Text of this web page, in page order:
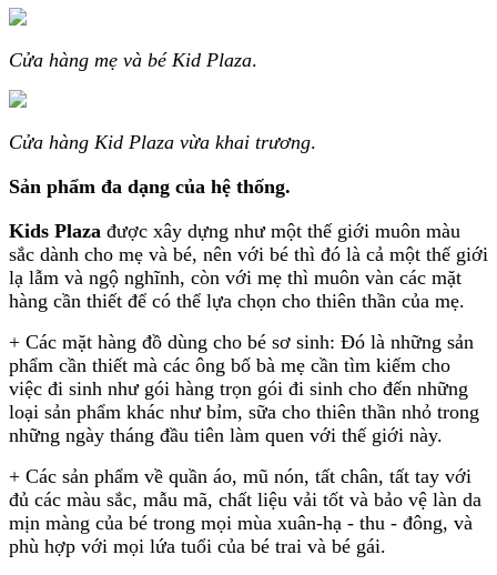
Cửa hàng mẹ và bé Kid Plaza.
Cửa hàng Kid Plaza vừa khai trương.
Sản phẩm đa dạng của hệ thống.
Kids Plaza được xây dựng như một thế giới muôn màu
sắc dành cho mẹ và bé, nên với bé thì đó là cả một thế giới
lạ lẫm và ngộ nghĩnh, còn với mẹ thì muôn vàn các mặt
hàng cần thiết để có thể lựa chọn cho thiên thần của mẹ.
+ Các mặt hàng đồ dùng cho bé sơ sinh: Đó là những sản
phẩm cần thiết mà các ông bố bà mẹ cần tìm kiếm cho
việc đi sinh như gói hàng trọn gói đi sinh cho đến những
loại sản phẩm khác như bỉm, sữa cho thiên thần nhỏ trong
những ngày tháng đầu tiên làm quen với thế giới này.
+ Các sản phẩm về quần áo, mũ nón, tất chân, tất tay với
đủ các màu sắc, mẫu mã, chất liệu vải tốt và bảo vệ làn da
mịn màng của bé trong mọi mùa xuân-hạ - thu - đông, và
phù hợp với mọi lứa tuổi của bé trai và bé gái.